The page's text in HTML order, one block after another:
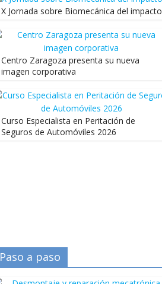
X Jornada sobre Biomecánica del impacto
Centro Zaragoza presenta su nueva
imagen corporativa
Curso Especialista en Peritación de
Seguros de Automóviles 2026
Paso a paso